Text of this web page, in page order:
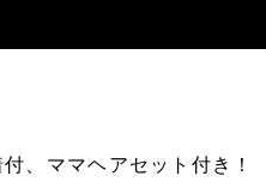
、ママヘアセット付き！